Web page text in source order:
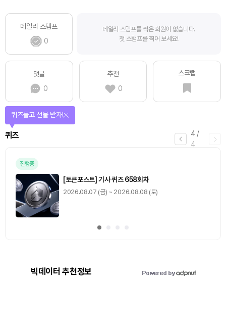
데일리 스탬프
0
데일리 스탬프를 찍은 회원이 없습니다.
첫 스탬프를 찍어 보세요!
댓글
0
추천
0
스크랩
4 /
4
퀴즈
퀴즈풀고 선물 받자!
진행중
[토큰포스트] 기사 퀴즈 658회차
2026.08.07 (금) ~ 2026.08.08 (토)
빅데이터 추천정보